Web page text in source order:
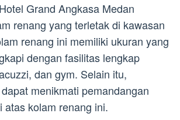
Grand Angkasa Medan
renang yang terletak di kawasan
renang ini memiliki ukuran yang
dengan fasilitas lengkap
dan gym. Selain itu,
menikmati pemandangan
atas kolam renang ini.